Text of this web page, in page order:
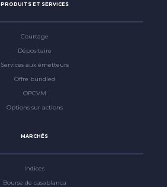
PRODUITS ET SERVICES
Courtage
Dépositaire
Services aux émetteurs
Offre bundled
OPCVM
Options sur actions
MARCHÉS
Indices
Bourse de casablanca